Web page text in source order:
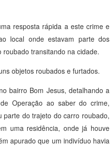
resposta rápida a este crime e
local onde estavam parte dos
transitando na cidade.
objetos roubados e furtados.
bairro Bom Jesus, detalhando a
Operação ao saber do crime,
parte do trajeto do carro roubado,
uma residência, onde já houve
apurado que um indivíduo havia